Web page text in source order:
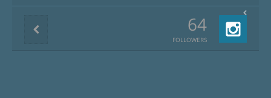
64
FOLLOWERS